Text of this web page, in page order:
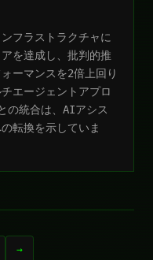
フラストラクチャに
を達成し、批判的推
ーマンスを2倍上回り
エージェントアプロ
の統合は、AIアシス
転換を示していま
→